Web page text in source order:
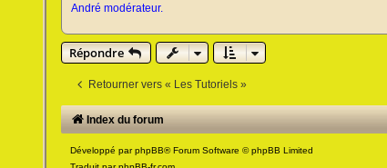
André modérateur.
Répondre
Retourner vers « Les Tutoriels »
Index du forum
Développé parphpBB® Forum Software © phpBB Limited